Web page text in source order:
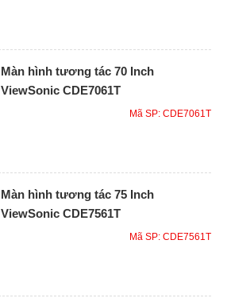
Màn hình tương tác 70 Inch
ViewSonic CDE7061T
Mã SP: CDE7061T
Màn hình tương tác 75 Inch
ViewSonic CDE7561T
Mã SP: CDE7561T